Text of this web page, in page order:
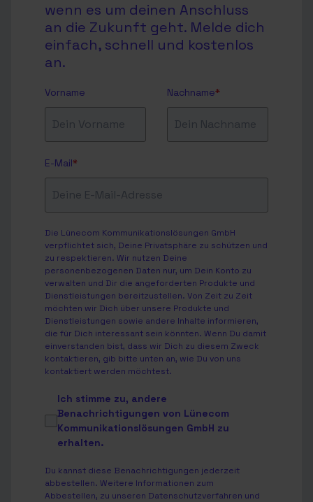
wenn es um deinen Anschluss
an die Zukunft geht. Melde dich
einfach, schnell und kostenlos
an.
Vorname Nachname*
E-Mail*
Die Lünecom Kommunikationslösungen GmbH
verpflichtet sich, Deine Privatsphäre zu schützen und
zu respektieren. Wir nutzen Deine
personenbezogenen Daten nur, um Dein Konto zu
verwalten und Dir die angeforderten Produkte und
Dienstleistungen bereitzustellen. Von Zeit zu Zeit
möchten wir Dich über unsere Produkte und
Dienstleistungen sowie andere Inhalte informieren,
die für Dich interessant sein könnten. Wenn Du damit
einverstanden bist, dass wir Dich zu diesem Zweck
kontaktieren, gib bitte unten an, wie Du von uns
kontaktiert werden möchtest.
Ich stimme zu, andere
Benachrichtigungen von Lünecom
Kommunikationslösungen GmbH zu
erhalten.
Du kannst diese Benachrichtigungen jederzeit
abbestellen. Weitere Informationen zum
Abbestellen, zu unseren Datenschutzverfahren und